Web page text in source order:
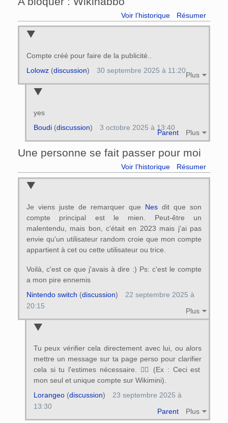
Voir l’historique Résumer
Compte créé pour faire de la publicité..
Plus
Lolowz(discussion) 30 septembre 2025 à 11:20
yes
Parent Plus
Boudi(discussion) 3 octobre 2025 à 13:40
Une personne se fait passer pour moi
Voir l’historique Résumer
Je viens juste de remarquer que Nes dit que son
compte principal est le mien. Peut-être un
malentendu, mais bon, c'était en 2023 mais j'ai pas
envie qu'un utilisateur random croie que mon compte
appartient à cet ou cette utilisateur ou trice.
Voilà, c'est ce que j'avais à dire :) Ps: c'est le compte
a mon pire ennemis
Plus
Nintendo switch (discussion)
22 septembre 2025 à
20:15
Tu peux vérifier cela directement avec lui, ou alors
mettre un message sur ta page perso pour clarifier
cela si tu l'estimes nécessaire. 👍🏻 (Ex : Ceci est
mon seul et unique compte sur Wikimini).
Parent Plus
Lorangeo(discussion)
23 septembre 2025 à
13:30